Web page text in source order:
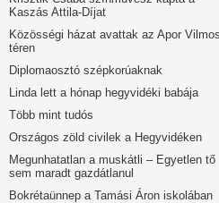
Kaszás Attila-Díjat
Közösségi házat avattak az Apor Vilmos
téren
Diplomaosztó szépkorúaknak
Linda lett a hónap hegyvidéki babája
Több mint tudós
Országos zöld civilek a Hegyvidéken
Megunhatatlan a muskátli – Egyetlen tő
sem maradt gazdátlanul
Bokrétaünnep a Tamási Áron iskolában